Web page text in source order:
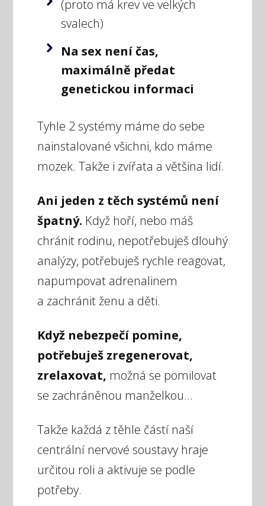
(proto má krev ve velkých
svalech)
Na sex není čas,
maximálně předat
genetickou informaci
Tyhle 2 systémy máme do sebe
nainstalované všichni, kdo máme
mozek. Takže i zvířata a většina lidí.
Ani jeden z těch systémů není
špatný. Když hoří, nebo máš
chránit rodinu, nepotřebuješ dlouhý
analýzy, potřebuješ rychle reagovat,
napumpovat adrenalinem
a zachránit ženu a děti.
Když nebezpečí pomine,
potřebuješ zregenerovat,
zrelaxovat, možná se pomilovat
se zachráněnou manželkou...
Takže každá z těhle částí naší
centrální nervové soustavy hraje
určitou roli a aktivuje se podle
potřeby.